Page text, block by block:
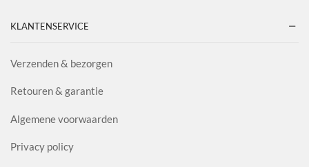
KLANTENSERVICE
Verzenden & bezorgen
Retouren & garantie
Algemene voorwaarden
Privacy policy